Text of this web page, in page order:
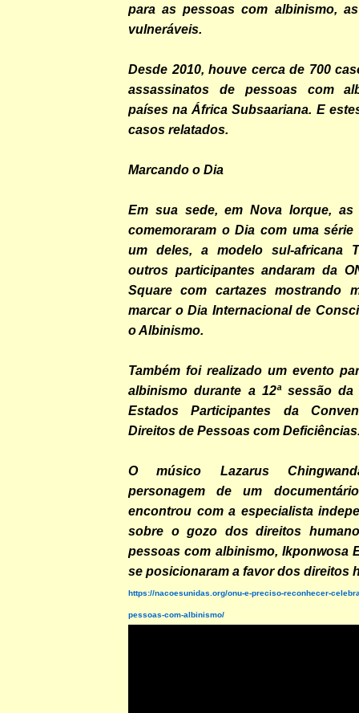
para as pessoas com albinismo,
vulneráveis.
Desde 2010, houve cerca de 700
assassinatos de pessoas com
países na África Subsaariana. E
casos relatados.
Marcando o Dia
Em sua sede, em Nova Iorque, as
comemoraram o Dia com uma série
um deles, a modelo sul-africana
outros participantes andaram da
Square com cartazes mostrando
marcar o Dia Internacional de
o Albinismo.
Também foi realizado um evento
albinismo durante a 12ª sessão da
Estados Participantes da
Direitos de Pessoas com
O músico Lazarus
personagem de um
encontrou com a especialista
sobre o gozo dos direitos
pessoas com albinismo, Ikponwosa
se posicionaram a favor dos direitos
https://nacoesunidas.org/onu-e-preciso-reconhecer-
pessoas-com-albinismo/